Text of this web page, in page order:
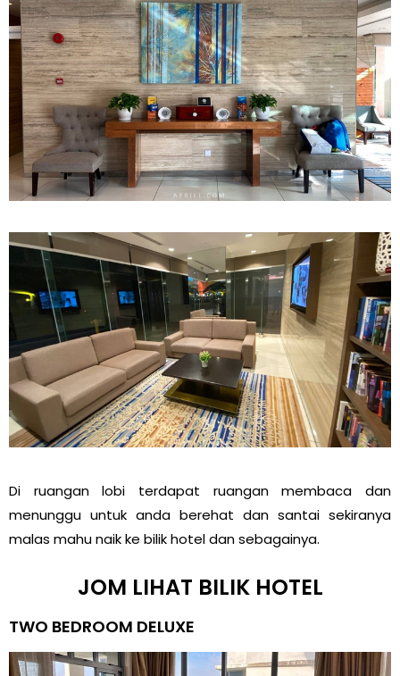
Di ruangan lobi terdapat ruangan membaca dan
menunggu untuk anda berehat dan santai sekiranya
malas mahu naik ke bilik hotel dan sebagainya.
JOM LIHAT BILIK HOTEL
TWO BEDROOM DELUXE